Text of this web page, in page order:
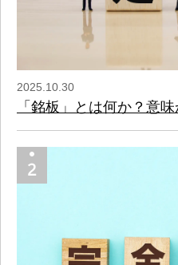
2025.10.30
「銘板」とは何か？意